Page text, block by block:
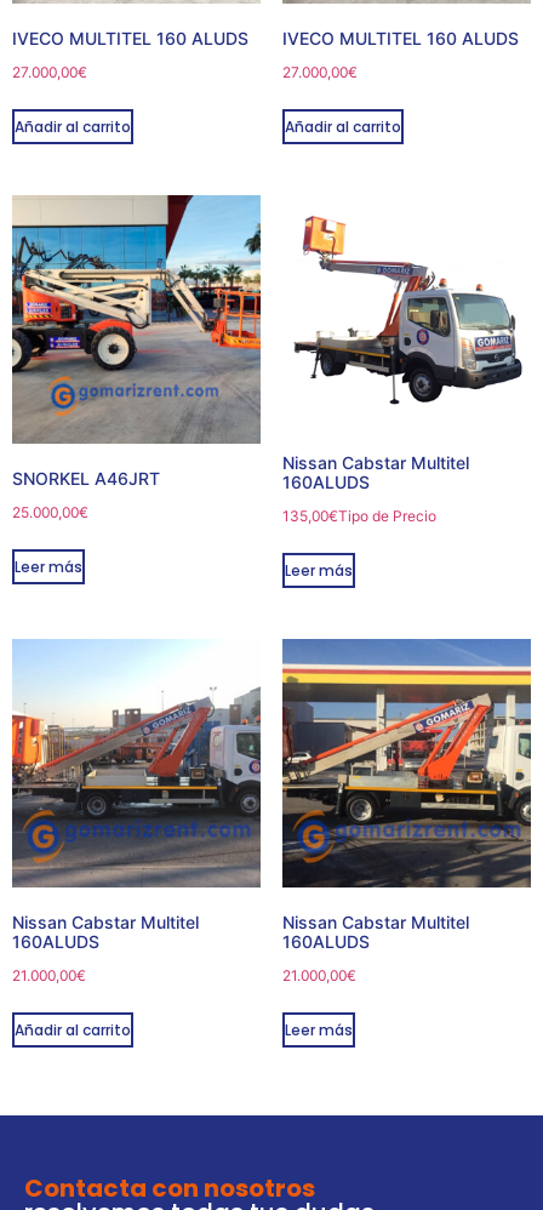
IVECO MULTITEL 160 ALUDS
27.000,00€
Añadir al carrito
IVECO MULTITEL 160 ALUDS
27.000,00€
Añadir al carrito
SNORKEL A46JRT
25.000,00€
Leer más
Nissan Cabstar Multitel
160ALUDS
135,00€Tipo de Precio
Leer más
Nissan Cabstar Multitel
160ALUDS
21.000,00€
Añadir al carrito
Nissan Cabstar Multitel
160ALUDS
21.000,00€
Leer más
Contacta con nosotros